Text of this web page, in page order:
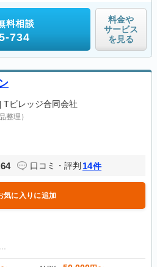
料相談
734
料金や
サービス
を見る
Tビレッジ合同会社
整理）
口コミ・評判 14件
気に入りに追加